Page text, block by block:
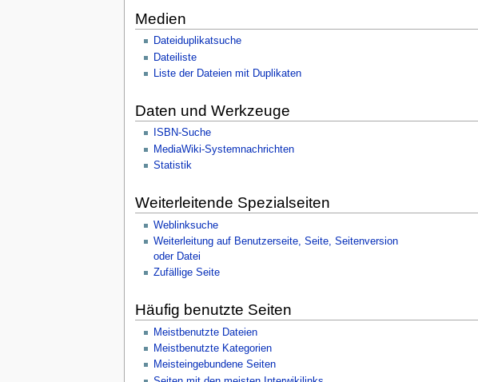
Medien
Dateiduplikatsuche
Dateiliste
Liste der Dateien mit Duplikaten
Daten und Werkzeuge
ISBN-Suche
MediaWiki-Systemnachrichten
Statistik
Weiterleitende Spezialseiten
Weblinksuche
Weiterleitung auf Benutzerseite, Seite, Seitenversion
oder Datei
Zufällige Seite
Häufig benutzte Seiten
Meistbenutzte Dateien
Meistbenutzte Kategorien
Meisteingebundene Seiten